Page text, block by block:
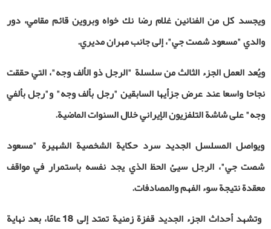
ويجسد كل من الفنانين غلام رضا نك خواه وبروين قائم ‌مقامي، دور
والدي "مسعود شصت ‌جي"، إلى جانب مهران مديري.
ويُعد العمل الجزء الثالث من سلسلة "الرجل ذو الألف وجه"، التي حققت
نجاحا واسعا عند عرض جزأيها السابقين "رجل بألف وجه" و"رجل بألفي
وجه" على شاشة التلفزيون الإيراني خلال السنوات الماضية.
ويواصل المسلسل الجديد سرد حكاية الشخصية الشهيرة "مسعود
شصت ‌جي"، الرجل سيئ الحظ الذي يجد نفسه باستمرار في مواقف
معقدة نتيجة سوء الفهم والمصادفات.
وتشهد أحداث الجزء الجديد قفزة زمنية تمتد إلى 18 عامًا، بعد نهاية